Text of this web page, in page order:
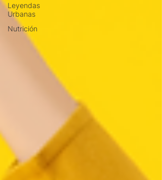
Leyendas
Urbanas
Nutrición